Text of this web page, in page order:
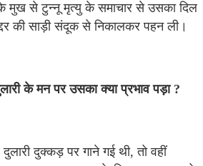
के मुख से टुन्नू मृत्यु के समाचार से उसका दिल
की साड़ी संदूक से निकालकर पहन ली।
के मन पर उसका क्या प्रभाव पड़ा ?
दुक्कड़ पर गाने गई थी, तो वहीं